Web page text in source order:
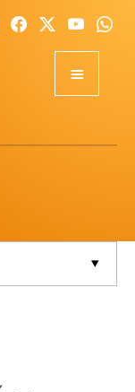
NOTICIAS
NOSOTROS